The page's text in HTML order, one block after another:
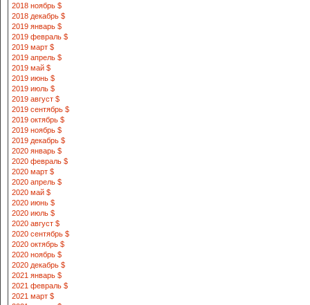
2018 ноябрь $
2018 декабрь $
2019 январь $
2019 февраль $
2019 март $
2019 апрель $
2019 май $
2019 июнь $
2019 июль $
2019 август $
2019 сентябрь $
2019 октябрь $
2019 ноябрь $
2019 декабрь $
2020 январь $
2020 февраль $
2020 март $
2020 апрель $
2020 май $
2020 июнь $
2020 июль $
2020 август $
2020 сентябрь $
2020 октябрь $
2020 ноябрь $
2020 декабрь $
2021 январь $
2021 февраль $
2021 март $